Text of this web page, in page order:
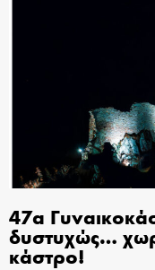
47α
δυστυχώς…
κάστρο!